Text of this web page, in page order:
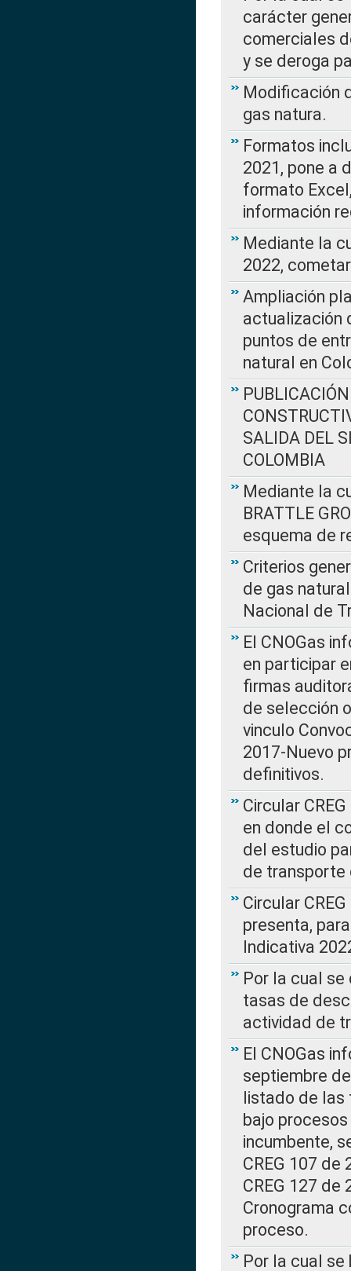
carácter
comerciales
y se deroga
Modificación
gas natura.
Formatos
2021, pone a
formato
información
Mediante la
2022,
Ampliación
actualización
puntos de
natural en
SALIDA DEL
COLOMBIA
Mediante la
BRATTLE
esquema de
Criterios
de gas
Nacional de
El CNOGas
en participar
firmas
de selección
vinculo
2017-Nuevo
definitivos.
Circular
en donde el
del estudio
de transporte
Circular
presenta,
Indicativa
Por la cual
tasas de
actividad de
El CNOGas
septiembre
listado de las
bajo
incumbente,
CREG 107
CREG 127 de
Cronograma
proceso.
Por la cual se